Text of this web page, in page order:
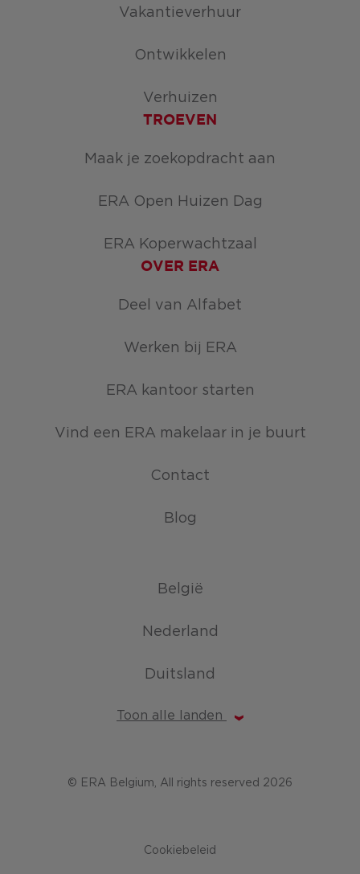
Vakantieverhuur
Ontwikkelen
Verhuizen
TROEVEN
Maak je zoekopdracht aan
ERA Open Huizen Dag
ERA Koperwachtzaal
OVER ERA
Deel van Alfabet
Werken bij ERA
ERA kantoor starten
Vind een ERA makelaar in je buurt
Contact
Blog
België
Nederland
Duitsland
Toon alle landen
© ERA Belgium, All rights reserved 2026
Cookiebeleid